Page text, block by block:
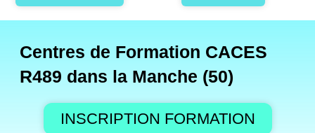
Centres de Formation CACES
R489 dans la Manche (50)
INSCRIPTION FORMATION